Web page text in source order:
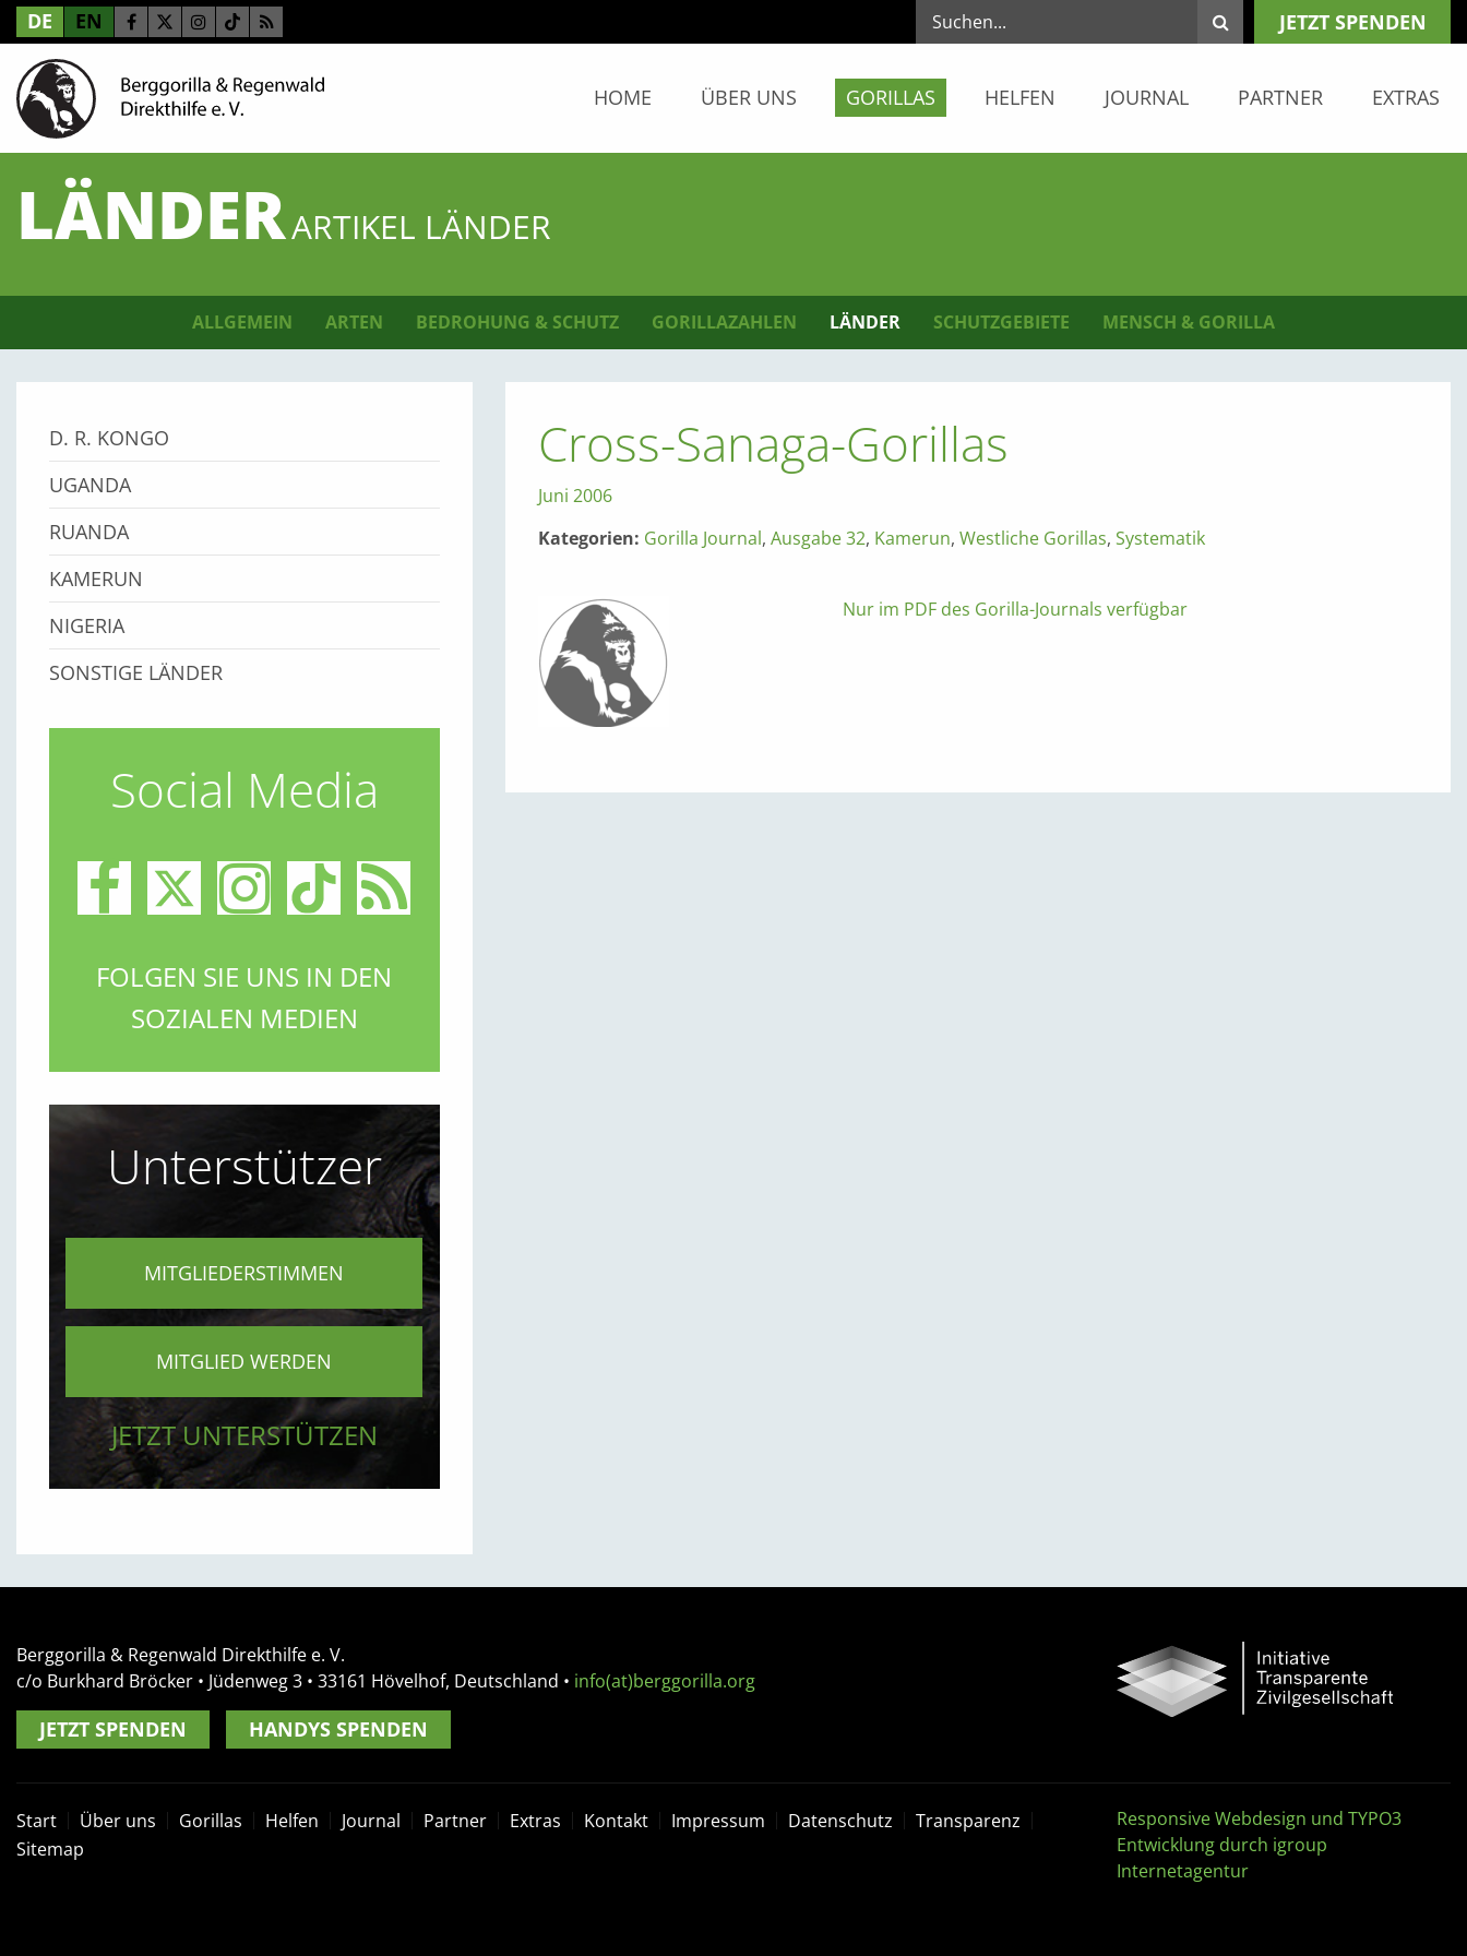
DE EN JETZT SPENDEN
HOME ÜBER UNS GORILLAS HELFEN JOURNAL PARTNER EXTRAS
LÄNDERARTIKEL LÄNDER
ALLGEMEIN ARTEN BEDROHUNG & SCHUTZ GORILLAZAHLEN LÄNDER SCHUTZGEBIETE MENSCH & GORILLA
Cross-Sanaga-Gorillas
Juni 2006
Kategorien: Gorilla Journal, Ausgabe 32, Kamerun, Westliche Gorillas, Systematik
Nur im PDF des Gorilla-Journals verfügbar
D. R. KONGO
UGANDA
RUANDA
KAMERUN
NIGERIA
SONSTIGE LÄNDER
Social Media
FOLGEN SIE UNS IN DEN
SOZIALEN MEDIEN
Unterstützer
MITGLIEDERSTIMMEN
MITGLIED WERDEN
JETZT UNTERSTÜTZEN
Berggorilla & Regenwald Direkthilfe e. V.
c/o Burkhard Bröcker • Jüdenweg 3 • 33161 Hövelhof, Deutschland • info(at)berggorilla.org
JETZT SPENDEN HANDYS SPENDEN
Start Über uns Gorillas Helfen Journal Partner Extras Kontakt Impressum Datenschutz
Transparenz
Sitemap
Responsive Webdesign und TYPO3
Entwicklung durch igroup
Internetagentur